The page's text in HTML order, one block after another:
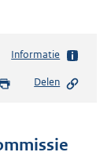
Informatie
Delen